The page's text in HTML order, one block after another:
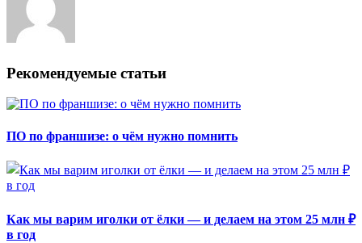
Рекомендуемые статьи
ПО по франшизе: о чём нужно помнить
Как мы варим иголки от ёлки — и делаем на этом 25 млн ₽
в год